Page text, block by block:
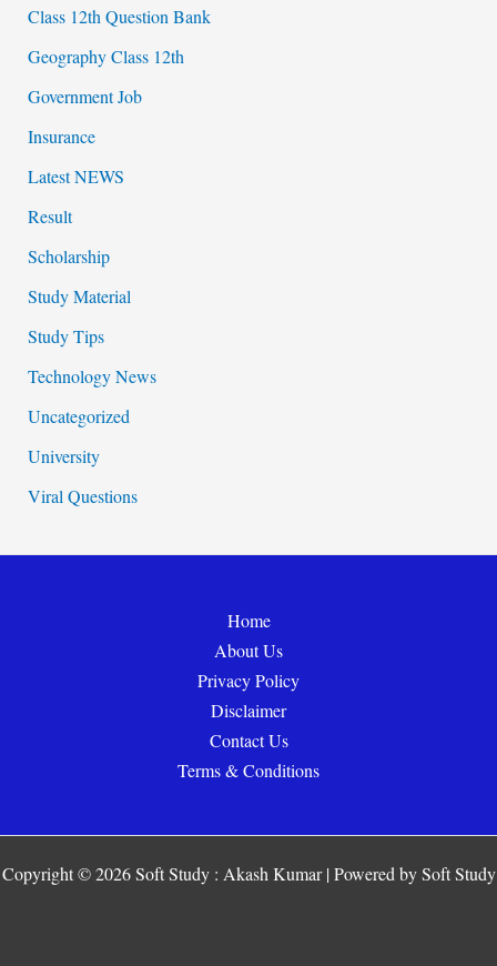
Class 12th Question Bank
Geography Class 12th
Government Job
Insurance
Latest NEWS
Result
Scholarship
Study Material
Study Tips
Technology News
Uncategorized
University
Viral Questions
Home
About Us
Privacy Policy
Disclaimer
Contact Us
Terms & Conditions
Copyright © 2026 Soft Study : Akash Kumar | Powered by Soft Study